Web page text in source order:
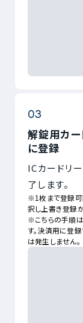
解錠用カー
に登録
ICカードリ
了します。
※1枚まで登録可
択し上書き登録
※こちらの手順
す。決済用に登
は発生しません。